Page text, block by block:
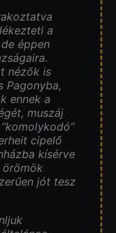
a
éppen
nézők is
Pagonyba,
ennek a
muszáj
cipelő
kísérve
örömök
jót tesz